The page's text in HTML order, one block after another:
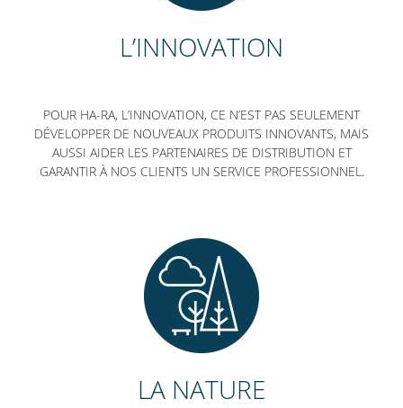
L’INNOVATION
POUR HA-RA, L’INNOVATION, CE N’EST PAS SEULEMENT
DÉVELOPPER DE NOUVEAUX PRODUITS INNOVANTS, MAIS
AUSSI AIDER LES PARTENAIRES DE DISTRIBUTION ET
GARANTIR À NOS CLIENTS UN SERVICE PROFESSIONNEL.
LA NATURE